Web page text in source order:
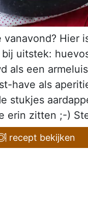
Hier
bij uitstek:
als een
have als
stukjes
erin zitten ;-)
recept bekijken